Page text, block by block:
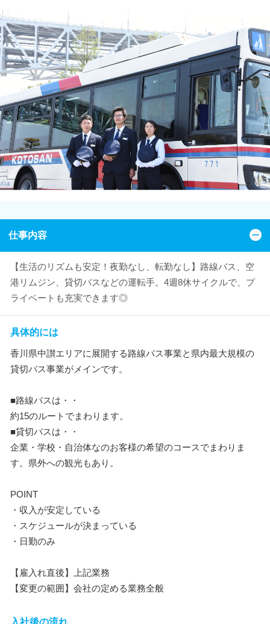
仕事内容
【生活のリズムも安定！夜勤なし、転勤なし】路線バス、空
港リムジン、貸切バスなどの運転手。4週8休サイクルで、プ
ライベートも充実できます◎
具体的には
香川県中讃エリアに展開する路線バス事業と県内最大規模の
貸切バス事業がメインです。
■路線バスは・・
約15のルートでまわります。
■貸切バスは・・
企業・学校・自治体なのお客様の希望のコースでまわりま
す。県外への観光もあり。
POINT
・収入が安定している
・スケジュールが決まっている
・日勤のみ
【雇入れ直後】上記業務
【変更の範囲】会社の定める業務全般
入社後の流れ